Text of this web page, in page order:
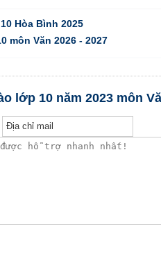
Hòa Bình 2025
môn Văn 2026 - 2027
lớp 10 năm 2023 môn